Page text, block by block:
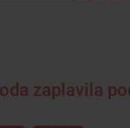
zaplavila